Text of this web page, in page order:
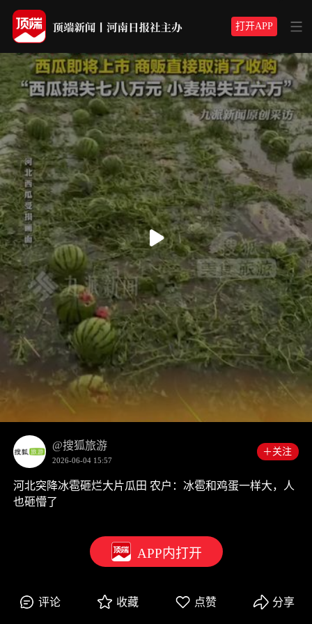
打开APP
00:00@搜狐旅游
2026-06-04 15:57
＋关注
河北突降冰雹砸烂大片瓜田 农户：冰雹和鸡蛋一样大，人
也砸懵了
评论 收藏 点赞 分享
APP内打开